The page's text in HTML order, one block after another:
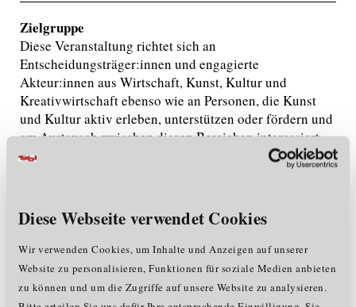
Diese Webseite verwendet Cookies
Wir verwenden Cookies, um Inhalte und Anzeigen auf unserer
Website zu personalisieren, Funktionen für soziale Medien anbieten
zu können und um die Zugriffe auf unsere Website zu analysieren.
Zielgruppe
Diese Veranstaltung richtet sich an
Entscheidungsträger:innen und engagierte
Akteur:innen aus Wirtschaft, Kunst, Kultur und
Kreativwirtschaft ebenso wie an Personen, die Kunst
und Kultur aktiv erleben, unterstützen oder fördern und
am Austausch zwischen diesen Bereichen interessiert
sind.
Die Teilnahme an der Veranstaltung ist kostenlos.
Anmeldung
Die Teilnahme ist nur nach vorherigerOnline-
Anmeldungmöglich. Plätze sind begrenzt. Es ist uns ein
besonderes Anliegen, dass am Tisch alle Bereiche